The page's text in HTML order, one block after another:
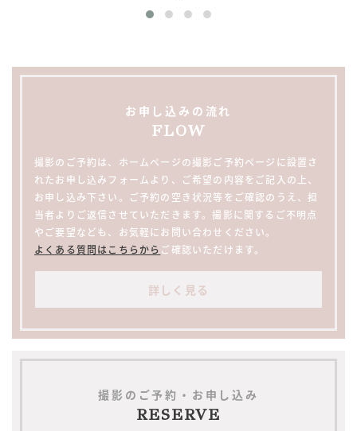
お申し込みの流れ
FLOW
撮影のご予約は、ホームページの撮影ご予約ページに設置さ
れたお申し込みフォームより、ご希望の内容をご記入の上、
お申し込み下さい。ご予約の空き状況等をご確認のうえ、担
当者よりご返信させていただきます。撮影に関するご不明点
やご要望なども、お気軽にお問い合わせください。
よくある質問はこちらから ご確認いただけます。
詳しく見る
撮影のご予約・お申し込み
RESERVE